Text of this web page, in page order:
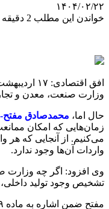
۱۴۰۴/۰۲/۲۲
خواندن این مطلب 2 دقیقه زمان میبرد
افق اقتصادی: ١٧ اردیبهشت ماه بود که معاونت حقوقی ریاست جمهوری اعلام کرد که
وزارت صنعت، معدن و
حال اما، محمدصادق مفتح-
زمان‌هایی که امکان
می‌کنیم. از آنجایی که هر
واردات آن‌ها وجود ندارد.
وی افزود: اگر چه وزارت
تشخیص وجود تولید داخلی،